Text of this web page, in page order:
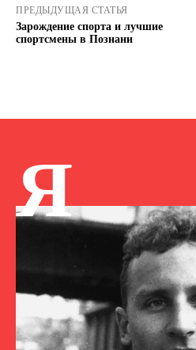
ПРЕДЫДУЩАЯ СТАТЬЯ
Зарождение спорта и лучшие
спортсмены в Познани
Я